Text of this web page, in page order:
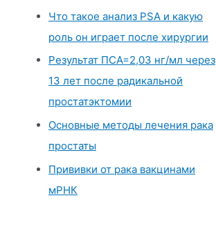
Что такое анализ PSA и какую
роль он играет после хирургии
Результат ПСА=2,03 нг/мл через
13 лет после радикальной
простатэктомии
Основные методы лечения рака
простаты
Прививки от рака вакцинами
мРНК